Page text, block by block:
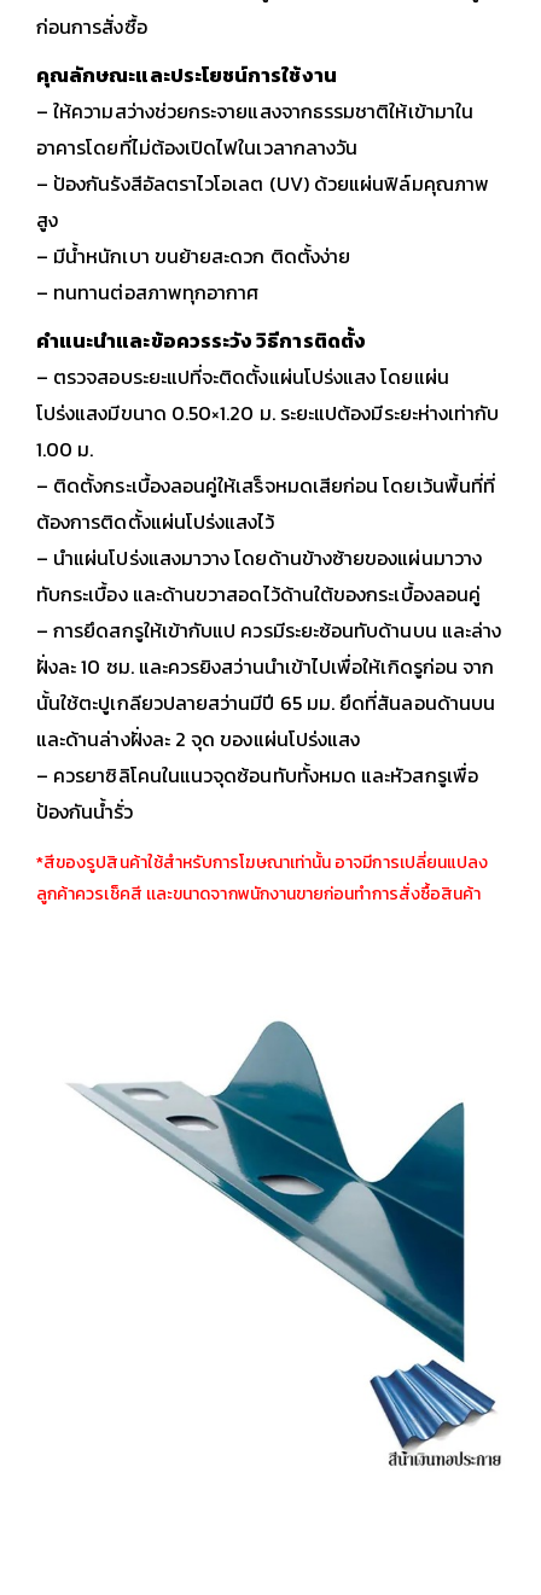
ก่อนการสั่งซื้อ
คุณลักษณะและประโยชน์การใช้งาน
– ให้ความสว่างช่วยกระจายแสงจากธรรมชาติให้เข้ามาใน
อาคารโดยที่ไม่ต้องเปิดไฟในเวลากลางวัน
– ป้องกันรังสีอัลตราไวโอเลต (UV) ด้วยแผ่นฟิล์มคุณภาพ
สูง
– มีน้ำหนักเบา ขนย้ายสะดวก ติดตั้งง่าย
– ทนทานต่อสภาพทุกอากาศ
คำแนะนำและข้อควรระวัง วิธีการติดตั้ง
– ตรวจสอบระยะแปที่จะติดตั้งแผ่นโปร่งแสง โดยแผ่น
โปร่งแสงมีขนาด 0.50×1.20 ม. ระยะแปต้องมีระยะห่างเท่ากับ
1.00 ม.
– ติดตั้งกระเบื้องลอนคู่ให้เสร็จหมดเสียก่อน โดยเว้นพื้นที่ที่
ต้องการติดตั้งแผ่นโปร่งแสงไว้
– นำแผ่นโปร่งแสงมาวาง โดยด้านข้างซ้ายของแผ่นมาวาง
ทับกระเบื้อง และด้านขวาสอดไว้ด้านใต้ของกระเบื้องลอนคู่
– การยึดสกรูให้เข้ากับแป ควรมีระยะซ้อนทับด้านบน และล่าง
ฝั่งละ 10 ซม. และควรยิงสว่านนำเข้าไปเพื่อให้เกิดรูก่อน จาก
นั้นใช้ตะปูเกลียวปลายสว่านมีปี 65 มม. ยึดที่สันลอนด้านบน
และด้านล่างฝั่งละ 2 จุด ของแผ่นโปร่งแสง
– ควรยาซิลิโคนในแนวจุดซ้อนทับทั้งหมด และหัวสกรูเพื่อ
ป้องกันน้ำรั่ว
*สีของรูปสินค้าใช้สำหรับการโฆษณาเท่านั้น อาจมีการเปลี่ยนแปลง
ลูกค้าควรเช็คสี เเละขนาดจากพนักงานขายก่อนทำการสั่งซื้อสินค้า